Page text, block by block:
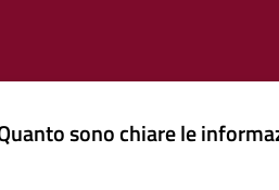
sono chiare le